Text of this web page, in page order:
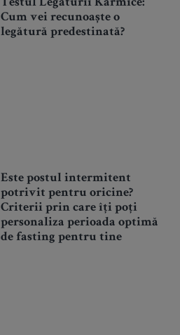
Testul Legăturii Karmice:
Cum vei recunoaște o
legătură predestinată?
Este postul intermitent
potrivit pentru oricine?
Criterii prin care îți poți
personaliza perioada optimă
de fasting pentru tine